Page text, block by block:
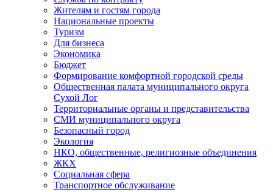
Жителям и гостям города
Национальные проекты
Туризм
Для бизнеса
Экономика
Бюджет
Формирование комфортной городской среды
Общественная палата муниципального округа
Сухой Лог
Территориальные органы и представительства
СМИ муниципального округа
Безопасный город
Экология
НКО, общественные, религиозные объединения
ЖКХ
Социальная сфера
Транспортное обслуживание